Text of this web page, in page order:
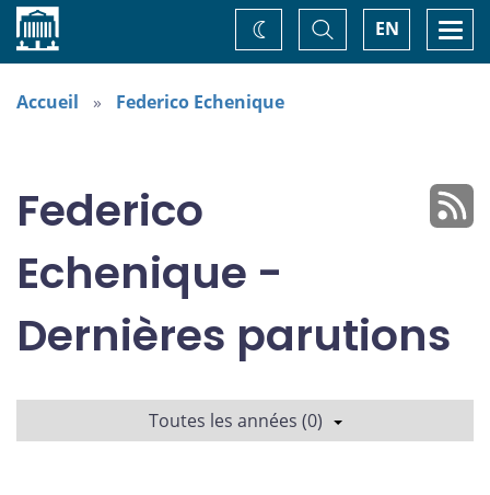
Accueil EN
Basculer
la
recherche
Changez
de
Accueil Federico Echenique
Federico
Echenique -
Dernières parutions
Toutes les années (0)